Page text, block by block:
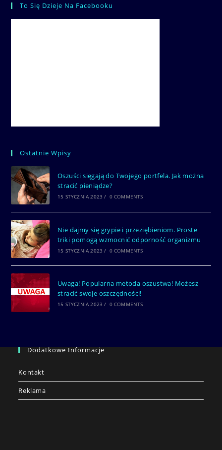
To Się Dzieje Na Facebooku
Ostatnie Wpisy
Oszuści sięgają do Twojego portfela. Jak można
stracić pieniądze?
15 STYCZNIA 2023 / 0 COMMENTS
Nie dajmy się grypie i przeziębieniom. Proste
triki pomogą wzmocnić odporność organizmu
15 STYCZNIA 2023 / 0 COMMENTS
Uwaga! Popularna metoda oszustwa! Możesz
stracić swoje oszczędności!
15 STYCZNIA 2023 / 0 COMMENTS
Dodatkowe Informacje
Kontakt
Reklama